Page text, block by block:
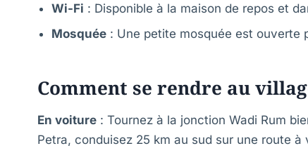
Wi-Fi : Disponible à la maison de repos et
Mosquée : Une petite mosquée est ouverte
Comment se rendre au
En voiture : Tournez à la jonction Wadi Rum
Petra, conduisez 25 km au sud sur une route